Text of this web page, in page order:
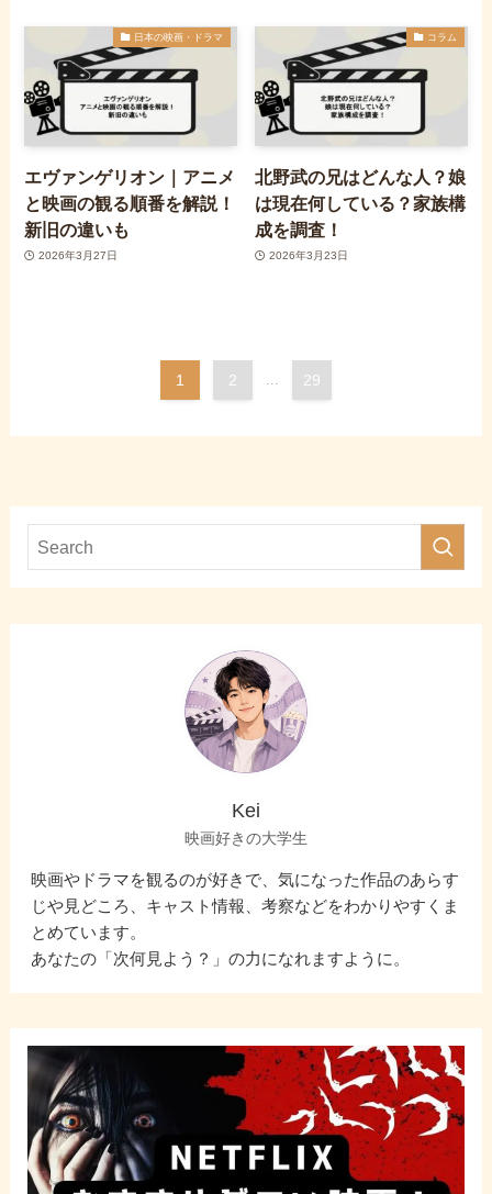
日本の映画・ドラマ
エヴァンゲリオン｜アニメ
と映画の観る順番を解説！
新旧の違いも
2026年3月27日
コラム
北野武の兄はどんな人？娘
は現在何している？家族構
成を調査！
2026年3月23日
1 2 ... 29
Kei
映画好きの大学生
映画やドラマを観るのが好きで、気になった作品のあらす
じや見どころ、キャスト情報、考察などをわかりやすくま
とめています。
あなたの「次何見よう？」の力になれますように。